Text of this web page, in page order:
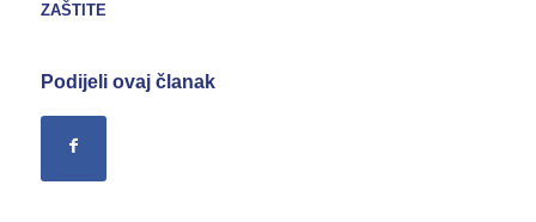
ZAŠTITE
Podijeli ovaj članak